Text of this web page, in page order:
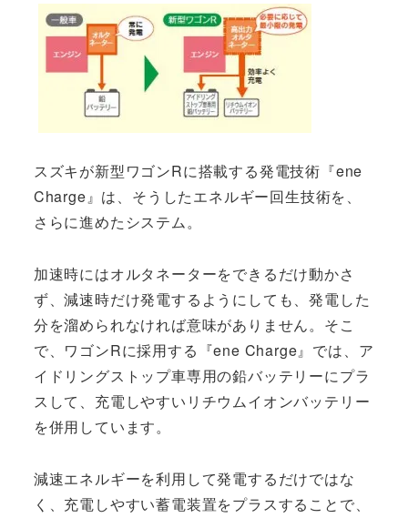
スズキが新型ワゴンRに搭載する発電技術『ene
Charge』は、そうしたエネルギー回生技術を、
さらに進めたシステム。
加速時にはオルタネーターをできるだけ動かさ
ず、減速時だけ発電するようにしても、発電した
分を溜められなければ意味がありません。そこ
で、ワゴンRに採用する『ene Charge』では、ア
イドリングストップ車専用の鉛バッテリーにプラ
スして、充電しやすいリチウムイオンバッテリー
を併用しています。
減速エネルギーを利用して発電するだけではな
く、充電しやすい蓄電装置をプラスすることで、